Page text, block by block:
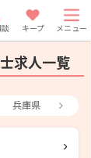
キープ メニュー
求人一覧
兵庫県